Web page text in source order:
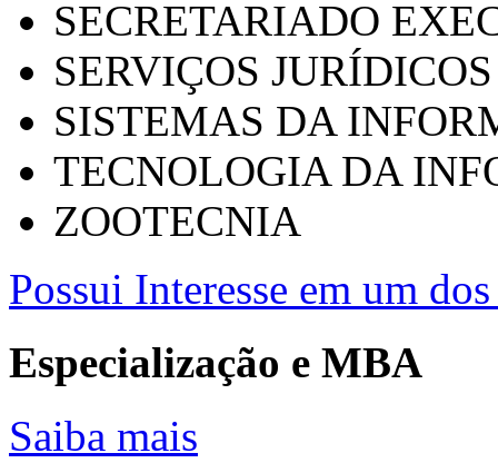
SECRETARIADO
SERVIÇOS
SISTEMAS DA
TECNOLOGIA DA
ZOOTECNIA
Possui Interesse em um
Especialização e MBA
Saiba mais